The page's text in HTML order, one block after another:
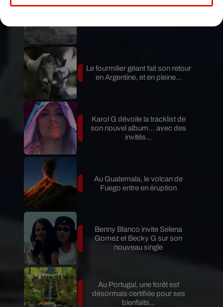
Le fourmilier géant fait son retour
en Argentine, et en pleine...
Karol G dévoile la tracklist de
son nouvel album… avec des
invités...
Au Guatemala, le volcan de
Fuego entre en éruption
Benny Blanco invite Selena
Gomez et Becky G sur son
nouveau single
Au Portugal, une forêt est
désormais certifiée pour ses
bienfaits...